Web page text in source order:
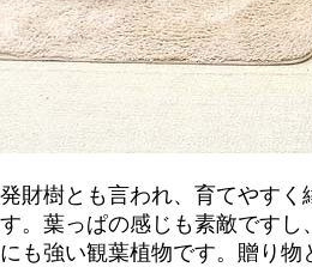
発財樹とも言われ、育てやすく
す。葉っぱの感じも素敵ですし
にも強い観葉植物です。贈り物